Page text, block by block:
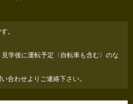
。
学後に運転予定〈自転車も含む〉のな
合わせよりご連絡下さい。